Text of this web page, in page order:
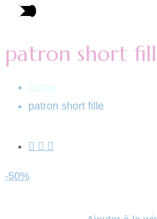
patron short
Home
patron short fille
-50%